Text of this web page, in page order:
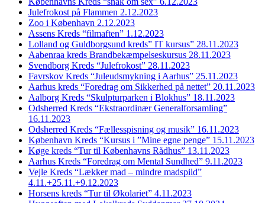
Julefrokost på Flammen 2.12.2023
Zoo i København 2.12.2023
Assens Kreds “filmaften” 1.12.2023
Lolland og Guldborgsund kreds” IT kursus” 28.11.2023
Aabenraa kreds Brandbekæmpelseskursus 28.11.2023
Svendborg Kreds “Julefrokost” 28.11.2023
Favrskov Kreds “Juleudsmykning i Aarhus” 25.11.2023
Aarhus kreds “Foredrag om Sikkerhed på nettet” 20.11.2023
Aalborg Kreds “Skulpturparken i Blokhus” 18.11.2023
Odsherred Kreds “Ekstraordinær Generalforsamling”
16.11.2023
Odsherred Kreds “Fællesspisning og musik” 16.11.2023
København Kreds “Kursus i ”Mine egne penge” 15.11.2023
Køge kreds “Tur til Københavns Rådhus” 13.11.2023
Aarhus Kreds “Foredrag om Mental Sundhed” 9.11.2023
Vejle Kreds “Lækker mad – mindre madspild”
4.11.+25.11.+9.12.2023
Horsens kreds “Tur til Økolariet” 4.11.2023